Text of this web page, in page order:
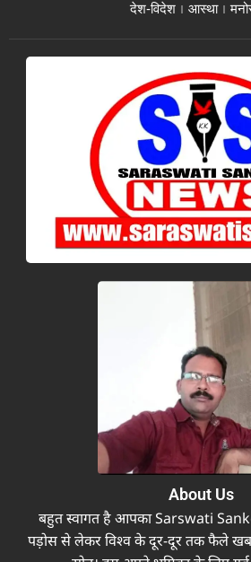
देश-विदेश
आस्था
About Us
बहुत स्वागत है आपका Sarswati
पड़ोस से लेकर विश्व के दूर-दूर तक फैले